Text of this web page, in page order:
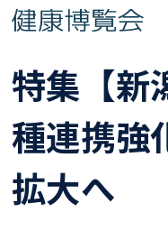
特集【
種連携強
拡大へ